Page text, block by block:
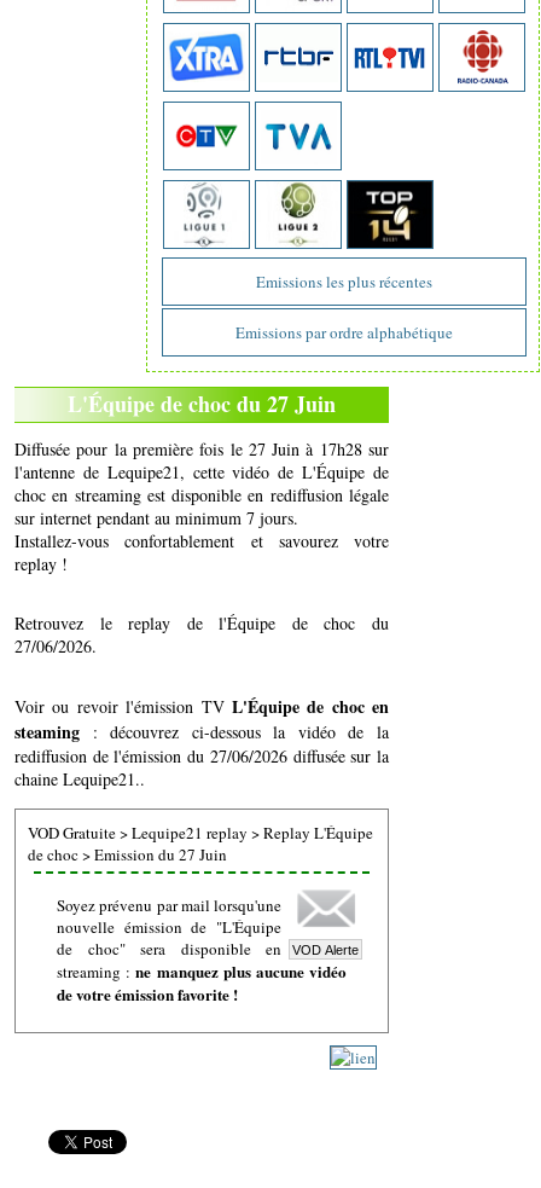
Emissions les plus récentes
Emissions par ordre alphabétique
L'Équipe de choc du 27 Juin
Diffusée pour la première fois le 27 Juin à 17h28 sur
l'antenne de Lequipe21, cette vidéo de L'Équipe de
choc en streaming est disponible en rediffusion légale
sur internet pendant au minimum 7 jours.
Installez-vous confortablement et savourez votre
replay !
Retrouvez le replay de l'Équipe de choc du
27/06/2026.
Voir ou revoir l'émission TV L'Équipe de choc en
steaming : découvrez ci-dessous la vidéo de la
rediffusion de l'émission du 27/06/2026 diffusée sur la
chaine Lequipe21..
VOD Gratuite>Lequipe21 replay >Replay L'Équipe
de choc>Emission du 27 Juin
Soyez prévenu par mail lorsqu'une
nouvelle émission de "L'Équipe
de choc" sera disponible en
streaming :ne manquez plus aucune vidéo
de votre émission favorite !